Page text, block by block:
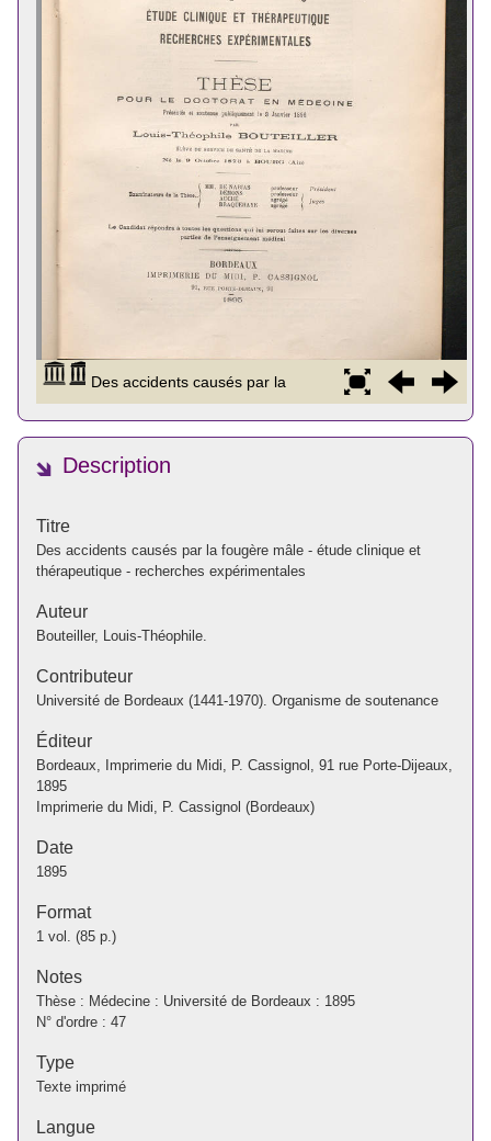
Description
Titre
Des accidents causés par la fougère mâle - étude clinique et
thérapeutique - recherches expérimentales
Auteur
Bouteiller, Louis-Théophile.
Contributeur
Université de Bordeaux (1441-1970). Organisme de soutenance
Éditeur
Bordeaux, Imprimerie du Midi, P. Cassignol, 91 rue Porte-Dijeaux,
1895
Imprimerie du Midi, P. Cassignol (Bordeaux)
Date
1895
Format
1 vol. (85 p.)
Notes
Thèse : Médecine : Université de Bordeaux : 1895
N° d'ordre : 47
Type
Texte imprimé
Langue